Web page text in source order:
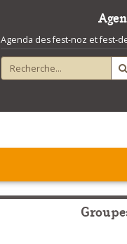
Agenda des fest-noz et fest-